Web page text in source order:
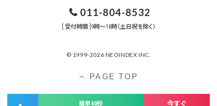
簡単60秒 今すぐ
011-804-8532
[ 受付時間 ]9時～18時（土日祝を除く）
© 1999-2026 NEOINDEX INC.
PAGE TOP